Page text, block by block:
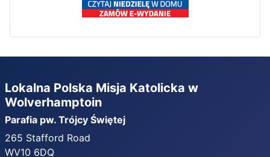
Lokalna Polska Misja Katolicka w
Wolverhamptoin
Parafia pw. Trójcy Świętej
265 Stafford Road
WV10 6DQ